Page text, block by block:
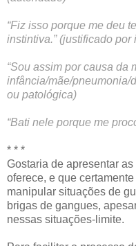
“Fiz isso porque me deu
instintiva.” (justificado por
“Sou assim por causa da
infância/mãe/pneumonia/
ou patológica)
“Bati nele porque me
* * *
Gostaria de apresentar
oferece, e que
manipular situações de
brigas de gangues,
nessas situações-limite.